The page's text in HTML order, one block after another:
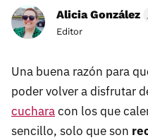
Alicia González
Editor
Una buena razón para
poder volver a disfrutar
cucharacon los que
sencillo, solo que son